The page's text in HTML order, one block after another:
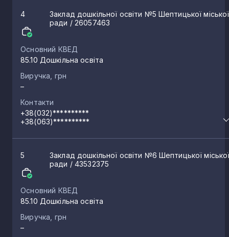
4
Заклад дошкільної освіти №5 Шептицької міської
ради / 26057463
Основний КВЕД
85.10 Дошкільна освіта
Виручка, грн
–
Контакти
+38(032)**********
+38(063)**********
5
Заклад дошкільної освіти №6 Шептицької
ради / 43532375
Основний КВЕД
85.10 Дошкільна освіта
Виручка, грн
–